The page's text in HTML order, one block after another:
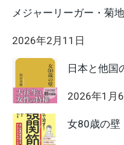
メジャーリーガー・菊
2026年2月11日
日本と他
2026年1月6
女80歳の